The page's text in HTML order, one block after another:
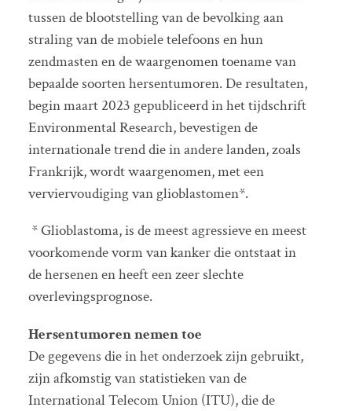
tussen de blootstelling van de bevolking aan
straling van de mobiele telefoons en hun
zendmasten en de waargenomen toename van
bepaalde soorten hersentumoren. De resultaten,
begin maart 2023 gepubliceerd in het tijdschrift
Environmental Research, bevestigen de
internationale trend die in andere landen, zoals
Frankrijk, wordt waargenomen, met een
verviervoudiging van glioblastomen*.
* Glioblastoma, is de meest agressieve en meest
voorkomende vorm van kanker die ontstaat in
de hersenen en heeft een zeer slechte
overlevingsprognose.
Hersentumoren nemen toe
De gegevens die in het onderzoek zijn gebruikt,
zijn afkomstig van statistieken van de
International Telecom Union (ITU), die de